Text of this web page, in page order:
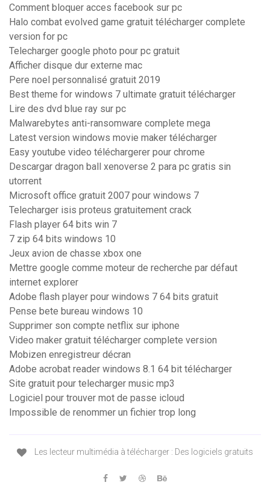
Comment bloquer acces facebook sur pc
Halo combat evolved game gratuit télécharger complete
version for pc
Telecharger google photo pour pc gratuit
Afficher disque dur externe mac
Pere noel personnalisé gratuit 2019
Best theme for windows 7 ultimate gratuit télécharger
Lire des dvd blue ray sur pc
Malwarebytes anti-ransomware complete mega
Latest version windows movie maker télécharger
Easy youtube video téléchargerer pour chrome
Descargar dragon ball xenoverse 2 para pc gratis sin
utorrent
Microsoft office gratuit 2007 pour windows 7
Telecharger isis proteus gratuitement crack
Flash player 64 bits win 7
7 zip 64 bits windows 10
Jeux avion de chasse xbox one
Mettre google comme moteur de recherche par défaut
internet explorer
Adobe flash player pour windows 7 64 bits gratuit
Pense bete bureau windows 10
Supprimer son compte netflix sur iphone
Video maker gratuit télécharger complete version
Mobizen enregistreur décran
Adobe acrobat reader windows 8.1 64 bit télécharger
Site gratuit pour telecharger music mp3
Logiciel pour trouver mot de passe icloud
Impossible de renommer un fichier trop long
Les lecteur multimédia à télécharger : Des logiciels gratuits